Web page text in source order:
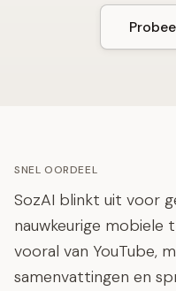
SNEL OORDEEL
SozAI blinkt uit voor
nauwkeurige mobiele
vooral van YouTube,
samenvattingen en